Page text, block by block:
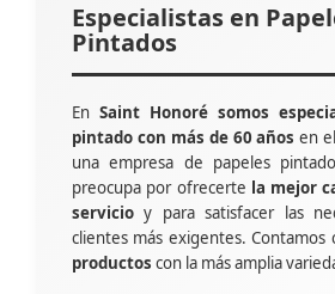
Especialistas en
Pintados
En Saint Honoré somos
pintado con más de 60 años en
una empresa de papeles
preocupa por ofrecerte la mejor
servicio y para satisfacer las
clientes más exigentes. Contamos
productos con la más amplia